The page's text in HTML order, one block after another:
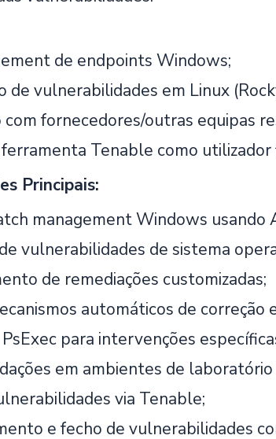
de endpoints Windows;
de vulnerabilidades em Linux
com fornecedores/outras equipas
ferramenta Tenable como utilizador
Principais:
management Windows usando
vulnerabilidades de sistema
de remediações customizadas;
automáticos de correção
para intervenções
em ambientes de
via Tenable;
e fecho de vulnerabilidades